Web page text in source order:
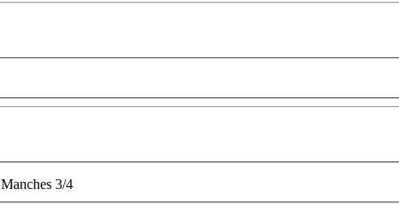
Manches 3/4